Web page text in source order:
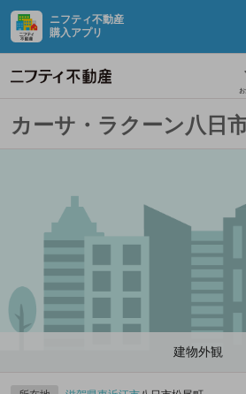
ニフティ不動産
購入アプリ
カーサ・ラクーン八日
建物外観